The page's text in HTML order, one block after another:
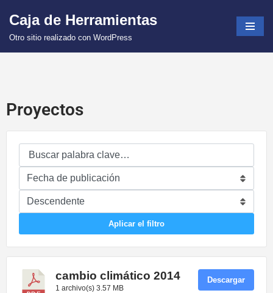
Saltar
Caja de Herramientas
Otro sitio realizado con WordPress
Proyectos
Aplicar el filtro
cambio climático 2014
1 archivo(s) 3.57 MB
Descargar